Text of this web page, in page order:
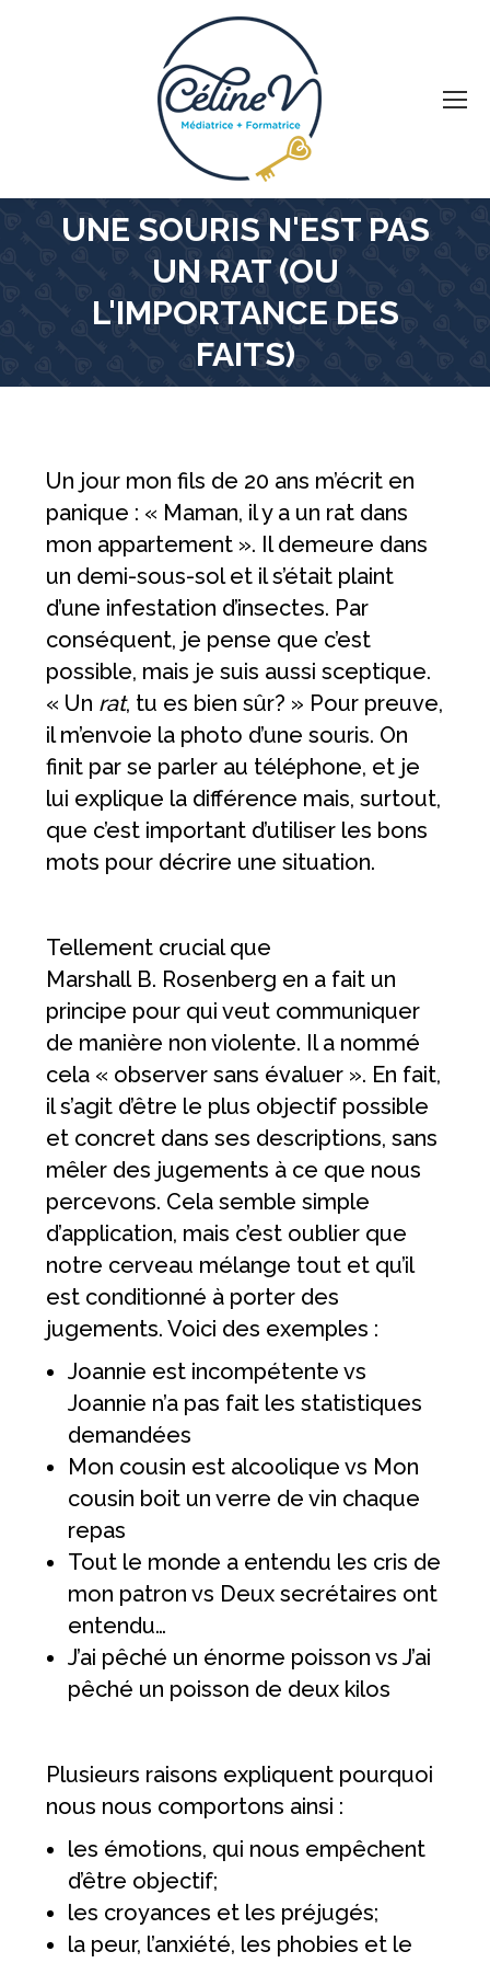
UNE SOURIS N'EST PAS
UN RAT (OU
L'IMPORTANCE DES
FAITS)
Vous êtes ici :
Un jour mon fils de 20 ans m’écrit en
panique : « Maman, il y a un rat dans
mon appartement ». Il demeure dans
un demi-sous-sol et il s’était plaint
d’une infestation d’insectes. Par
conséquent, je pense que c’est
possible, mais je suis aussi sceptique.
« Un rat, tu es bien sûr? » Pour preuve,
il m’envoie la photo d’une souris. On
finit par se parler au téléphone, et je
lui explique la différence mais, surtout,
que c’est important d’utiliser les bons
mots pour décrire une situation.
Tellement crucial que
Marshall B. Rosenberg en a fait un
principe pour qui veut communiquer
de manière non violente. Il a nommé
cela « observer sans évaluer ». En fait,
il s’agit d’être le plus objectif possible
et concret dans ses descriptions, sans
mêler des jugements à ce que nous
percevons. Cela semble simple
d’application, mais c’est oublier que
notre cerveau mélange tout et qu’il
est conditionné à porter des
jugements. Voici des exemples :
Joannie est incompétente vs
Joannie n’a pas fait les statistiques
demandées
Mon cousin est alcoolique vs Mon
cousin boit un verre de vin chaque
repas
Tout le monde a entendu les cris de
mon patron vs Deux secrétaires ont
entendu…
J’ai pêché un énorme poisson vs J’ai
pêché un poisson de deux kilos
Plusieurs raisons expliquent pourquoi
nous nous comportons ainsi :
les émotions, qui nous empêchent
d’être objectif;
les croyances et les préjugés;
la peur, l’anxiété, les phobies et le